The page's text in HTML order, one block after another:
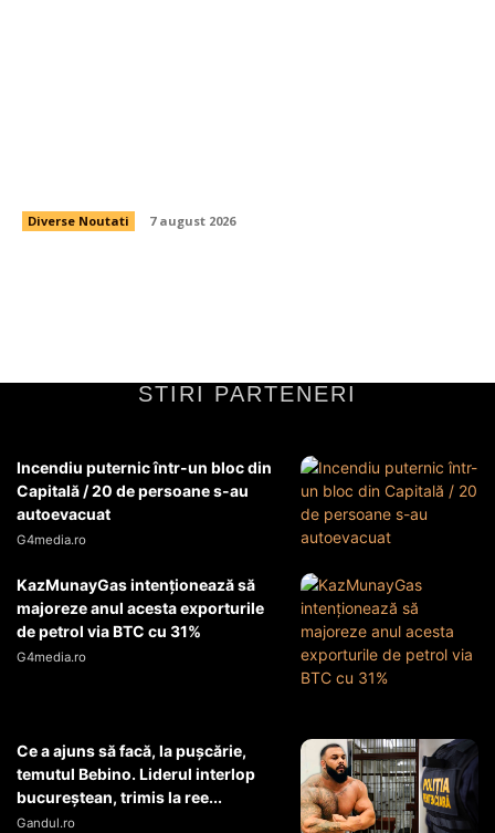
Diverse Noutati 7 august 2026
STIRI PARTENERI
Incendiu puternic într-un bloc din
Capitală / 20 de persoane s-au
autoevacuat
G4media.ro
KazMunayGas intenţionează să
majoreze anul acesta exporturile
de petrol via BTC cu 31%
G4media.ro
Ce a ajuns să facă, la pușcărie,
temutul Bebino. Liderul interlop
bucureștean, trimis la ree...
Gandul.ro